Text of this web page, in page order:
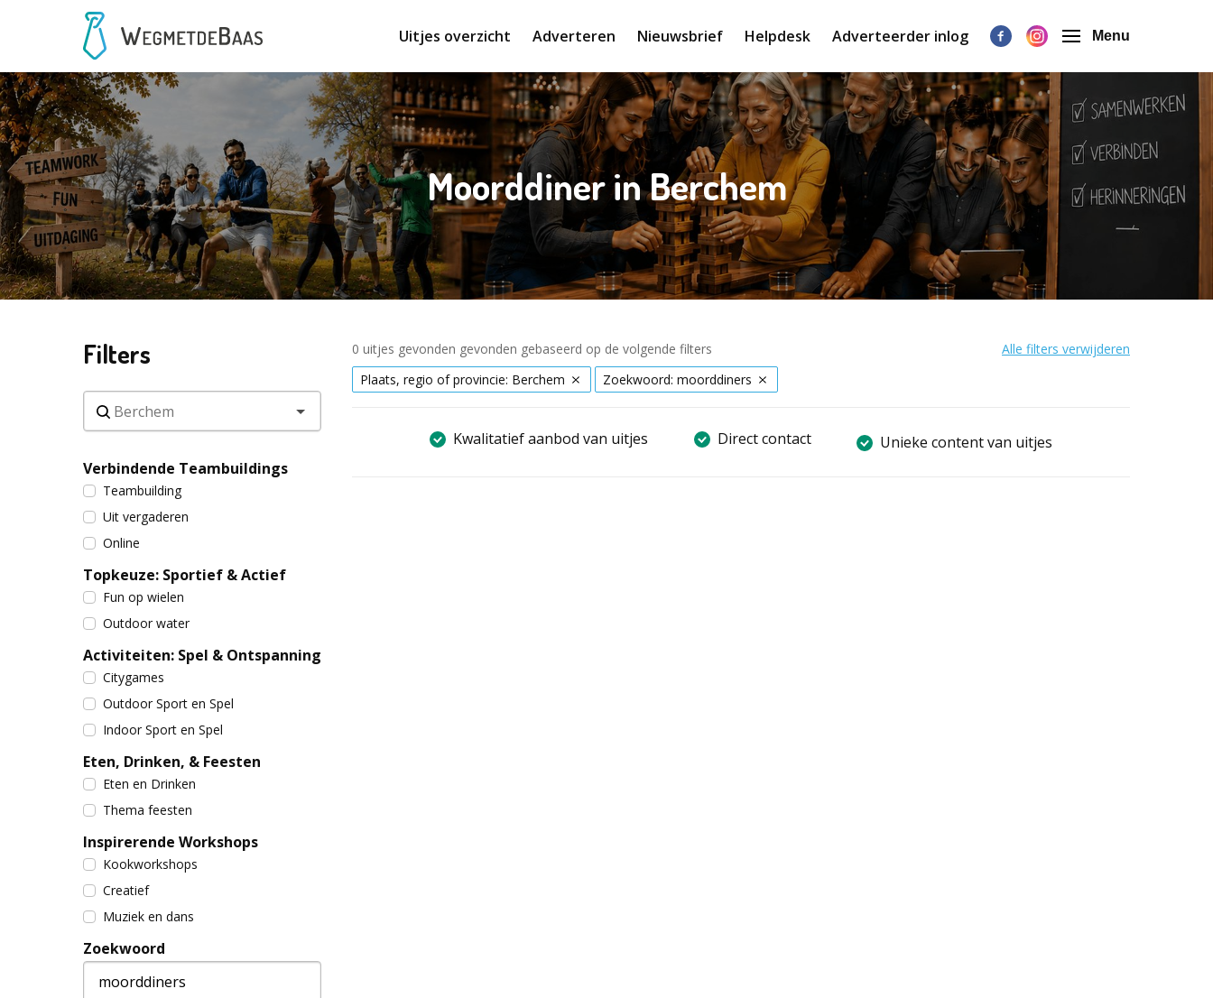
Uitjes overzicht Adverteren Nieuwsbrief Helpdesk Adverteerder inlog Menu
Moorddiner in Berchem
Filters
Verbindende Teambuildings
Teambuilding
Uit vergaderen
Online
Topkeuze: Sportief & Actief
Fun op wielen
Outdoor water
Activiteiten: Spel & Ontspanning
Citygames
Outdoor Sport en Spel
Indoor Sport en Spel
Eten, Drinken, & Feesten
Eten en Drinken
Thema feesten
Inspirerende Workshops
Kookworkshops
Creatief
Muziek en dans
Zoekwoord
0 uitjes gevonden gevonden gebaseerd op de volgende filters
Alle filters verwijderen
Plaats, regio of provincie: Berchem
Zoekwoord: moorddiners
Kwalitatief aanbod van uitjes Direct contact Unieke content van uitjes